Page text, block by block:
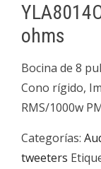
ohms
Bocina de 8
Cono rígido,
RMS/1000w
Categorías:
tweeters